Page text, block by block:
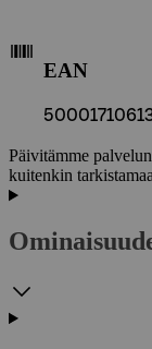
EAN
Päivitämme
kuitenkin